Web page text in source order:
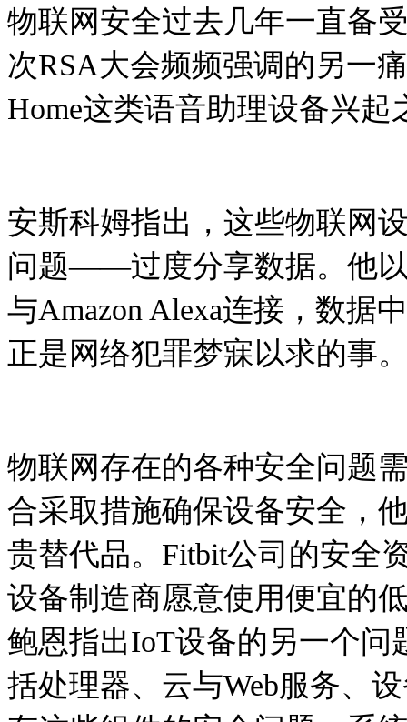
物联网安全过去几年一直备
次RSA大会频频强调的另一
Home这类语音助理设备兴起
安斯科姆指出，这些物联网
问题——过度分享数据。他
与Amazon Alexa连接，数据
正是网络犯罪梦寐以求的事
物联网存在的各种安全问题
合采取措施确保设备安全，
贵替代品。Fitbit公司的安全
设备制造商愿意使用便宜的
鲍恩指出IoT设备的另一个
括处理器、云与Web服务、